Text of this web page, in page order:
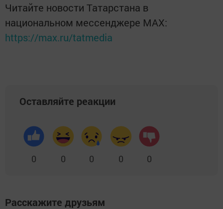
Читайте новости Татарстана в
национальном мессенджере MАХ:
https://max.ru/tatmedia
Оставляйте реакции
0 0 0 0 0
Расскажите друзьям